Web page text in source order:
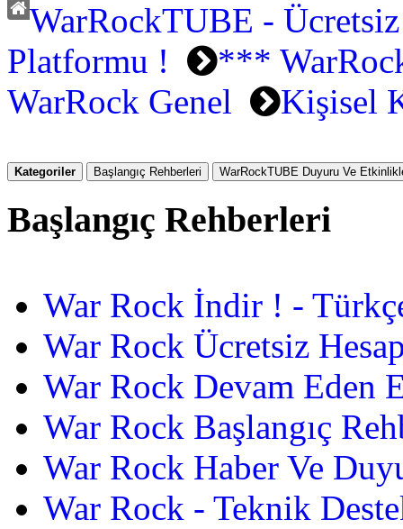
WarRockTUBE -
Platformu !
***
WarRock Genel
Kişisel
Kategoriler Başlangıç Rehberleri WarRockTUBE Duyuru Ve
Başlangıç Rehberleri
War Rock İndir ! -
War Rock Ücretsiz
War Rock Devam Eden
War Rock Başlangıç
War Rock Haber Ve
War Rock - Teknik